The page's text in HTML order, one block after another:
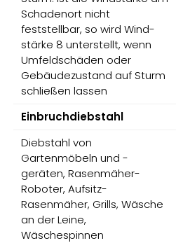
Schadenort nicht
feststellbar, so wird Wind-
stärke 8 unterstellt, wenn
Umfeldschäden oder
Gebäudezustand auf Sturm
schließen lassen
Einbruchdiebstahl
Diebstahl von
Gartenmöbeln und -
geräten, Rasenmäher-
Roboter, Aufsitz-
Rasenmäher, Grills, Wäsche
an der Leine,
Wäschespinnen